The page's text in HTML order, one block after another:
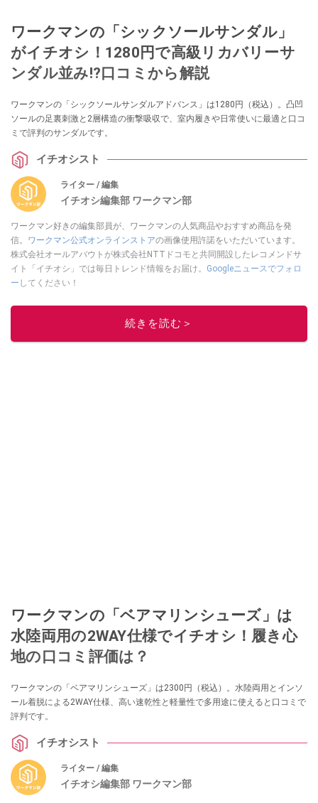
ワークマンの「シックソールサンダル」
がイチオシ！1280円で高級リカバリーサ
ンダル並み!?口コミから解説
ワークマンの「シックソールサンダルアドバンス」は1280円（税込）。凸凹
ソールの足裏刺激と2層構造の衝撃吸収で、室内履きや日常使いに最適と口コ
ミで評判のサンダルです。
イチオシスト
ライター / 編集
イチオシ編集部 ワークマン部
ワークマン好きの編集部員が、ワークマンの人気商品やおすすめ商品を発
信。 ワークマン公式オンラインストアの画像使用許諾をいただいています。
株式会社オールアバウトが株式会社NTTドコモと共同開設したレコメンドサ
イト「イチオシ」では毎日トレンド情報をお届け。 Googleニュースでフォロ
ー してください！
このイチオシストの他の記事を読む
続きを読む＞
ワークマンの「ベアマリンシューズ」は
水陸両用の2WAY仕様でイチオシ！履き心
地の口コミ評価は？
ワークマンの「ベアマリンシューズ」は2300円（税込）。水陸両用とインソ
ール着脱による2WAY仕様、高い速乾性と軽量性で多用途に使えると口コミで
評判です。
イチオシスト
ライター / 編集
イチオシ編集部 ワークマン部